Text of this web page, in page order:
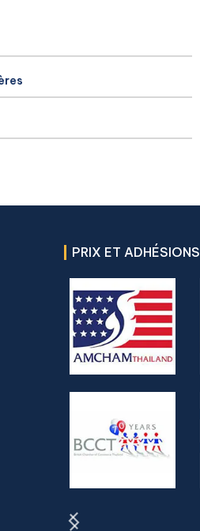
PRIX ET ADHÉSIONS